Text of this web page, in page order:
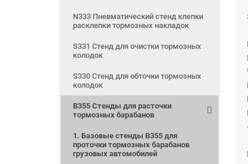
N333 Пневматический стенд клепки
расклепки тормозных накладок
S331 Стенд для очистки тормозных
колодок
S330 Стенд для обточки тормозных
колодок
B355 Стенды для расточки
тормозных барабанов
1. Базовые стенды В355 для
проточки тормозных барабанов
грузовых автомобилей